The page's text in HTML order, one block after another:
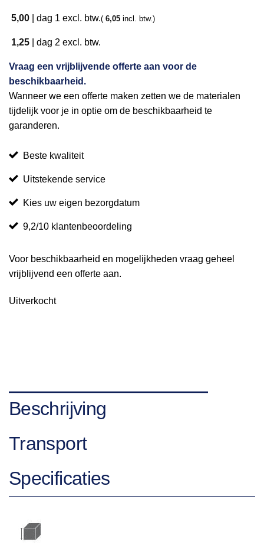
5,00 dag 1 excl. btw.( 6,05 incl. btw.)
1,25 dag 2 excl. btw.
Vraag een vrijblijvende offerte aan voor de
beschikbaarheid.
Wanneer we een offerte maken zetten we de materialen
tijdelijk voor je in optie om de beschikbaarheid te
garanderen.
Beste kwaliteit
Uitstekende service
Kies uw eigen bezorgdatum
9,2/10 klantenbeoordeling
Voor beschikbaarheid en mogelijkheden vraag geheel
vrijblijvend een offerte aan.
Uitverkocht
Beschrijving
Transport
Specificaties